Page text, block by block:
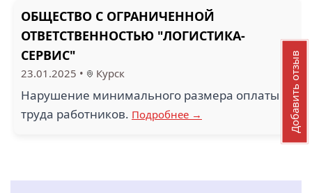
ОБЩЕСТВО С ОГРАНИЧЕННОЙ
ОТВЕТСТВЕННОСТЬЮ "ЛОГИСТИКА-
СЕРВИС"
23.01.2025 • Курск
Нарушение минимального размера оплаты
труда работников. Подробнее → Добавить отзыв